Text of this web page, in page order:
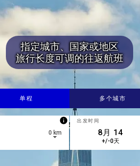
指定城市、国家或地区
旅行长度可调的往返航班
单程 多个城市
to navigate.
info
0 km
出发时间
+/-0天